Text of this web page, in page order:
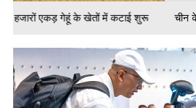
चीन के सछ्वान प्रांत के मेइशान में हजारों